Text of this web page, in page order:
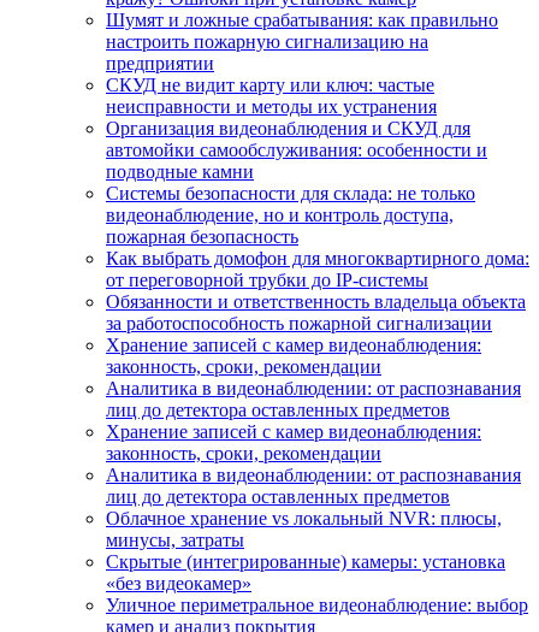
Шумят и ложные срабатывания: как правильно
настроить пожарную сигнализацию на
предприятии
СКУД не видит карту или ключ: частые
неисправности и методы их устранения
Организация видеонаблюдения и СКУД для
автомойки самообслуживания: особенности и
подводные камни
Системы безопасности для склада: не только
видеонаблюдение, но и контроль доступа,
пожарная безопасность
Как выбрать домофон для многоквартирного дома:
от переговорной трубки до IP-системы
Обязанности и ответственность владельца объекта
за работоспособность пожарной сигнализации
Хранение записей с камер видеонаблюдения:
законность, сроки, рекомендации
Аналитика в видеонаблюдении: от распознавания
лиц до детектора оставленных предметов
Хранение записей с камер видеонаблюдения:
законность, сроки, рекомендации
Аналитика в видеонаблюдении: от распознавания
лиц до детектора оставленных предметов
Облачное хранение vs локальный NVR: плюсы,
минусы, затраты
Скрытые (интегрированные) камеры: установка
«без видеокамер»
Уличное периметральное видеонаблюдение: выбор
камер и анализ покрытия